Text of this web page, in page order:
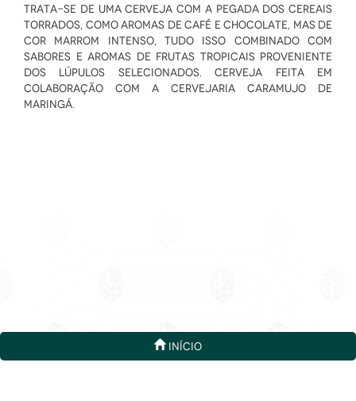
Trata-se de uma cerveja com a pegada dos cereais
torrados, como aromas de café e chocolate, mas de
cor marrom intenso, tudo isso combinado com
sabores e aromas de frutas tropicais proveniente
dos lúpulos selecionados. Cerveja feita em
colaboração com a Cervejaria Caramujo de
Maringá.
Início